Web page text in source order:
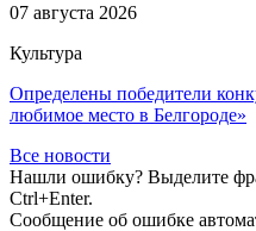
07 августа 2026
Культура
Определены победители
любимое место в Белгороде»
Все новости
Нашли ошибку? Выделите
Ctrl+Enter.
Сообщение об ошибке